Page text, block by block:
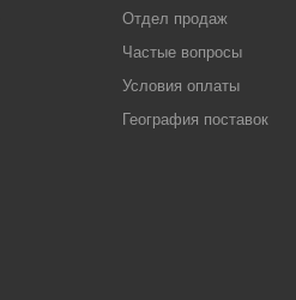
Отдел продаж
Частые вопросы
Условия оплаты
География поставок